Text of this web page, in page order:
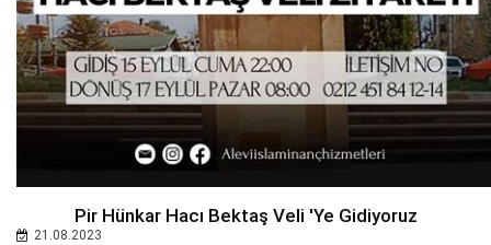
Pir Hünkar Hacı Bektaş Veli 'ye Gidiyoruz
21.08.2023